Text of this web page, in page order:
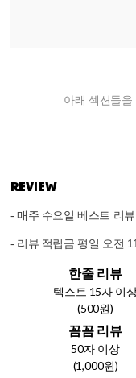
아래 섹션들을
REVIEW
- 매주 수요일 베스트 리
- 리뷰 적립금 평일 오전
한줄 리뷰
텍스트 15자 이
(500원)
꼼꼼 리뷰
50자 이상
(1,000원)